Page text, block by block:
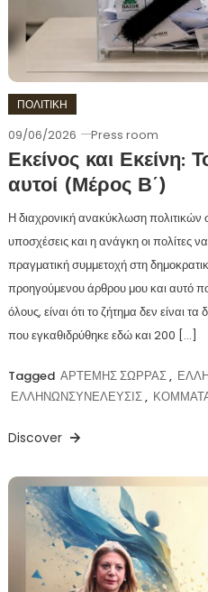
ΠΟΛΙΤΙΚΗ
09/06/2026 Press room
Εκείνος και Εκείνη:
αυτοί (Μέρος Β΄)
Η διαχρονική ανακύκλωση πολιτικών
υποσχέσεις και η ανάγκη οι πολίτες
πραγματική συμμετοχή στη
προηγούμενου άρθρου μου και αυτό
όλους, είναι ότι το ζήτημα δεν είναι
που εγκαθιδρύθηκε εδώ και 200 […]
Tagged ΑΡΤΕΜΗΣ ΣΩΡΡΑΣ,
ΕΛΛΗΝΩΝΣΥΝΕΛΕΥΣΙΣ,
Discover